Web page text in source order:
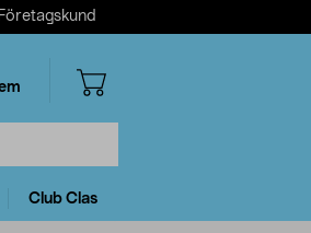
Företagskund
Club Clas